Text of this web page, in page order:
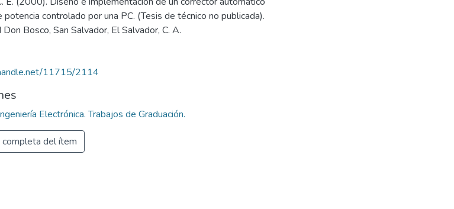
controlado por una PC. (Tesis de técnico no publicada).
Bosco, San Salvador, El Salvador, C. A.
11715/2114
Electrónica. Trabajos de Graduación.
completa del ítem